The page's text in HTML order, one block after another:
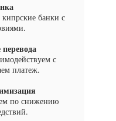
банки с
с
платеж.
по снижению